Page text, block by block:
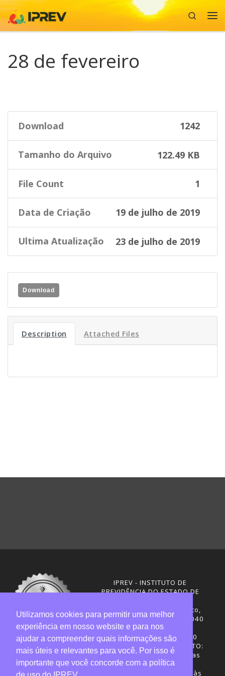
Skip to content
Search
28 de fevereiro
Download 1242
Tamanho do Arquivo 122.49 KB
File Count 1
Data de Criação 19 de julho de 2019
Ultima Atualização 23 de julho de 2019
Download
Description Attached Files
IPREV - INSTITUTO DE
PREVIDÊNCIA DO ESTADO DE
Rua Visconde de Ouro Preto,
291 – Centro - CEP: 88020-040
Florianópolis - SC
Telefones: (48) 3665-4600
HORÁRIO DE FUNCIONAMENTO:
Central de Atendimento: das
12h30 às 18h
Sede administrativa: 7h30 às
Utilizamos cookies para permitir uma melhor
experiência em nosso website e para nos
ajudar a compreender quais informações são
mais úteis e relevantes para você. Por isso é
importante que você concorde com a política